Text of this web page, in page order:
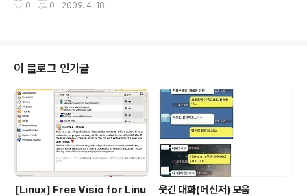
0 0 2009. 4. 18.
이 블로그 인기글
[Linux] Free Visio for Linu
웃긴 대화(메신저) 모음